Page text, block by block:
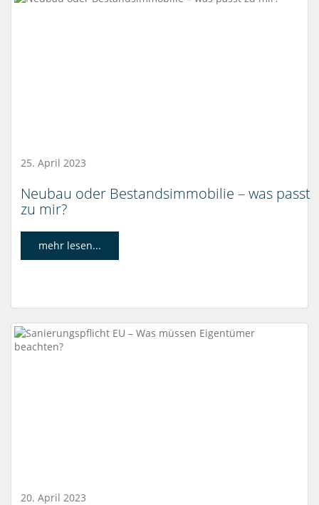
25. April 2023
Neubau oder Bestandsimmobilie – was passt
zu mir?
mehr lesen...
20. April 2023